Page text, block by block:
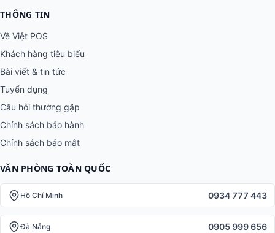
THÔNG TIN
Về Việt POS
Khách hàng tiêu biểu
Bài viết & tin tức
Tuyển dụng
Câu hỏi thường gặp
Chính sách bảo hành
Chính sách bảo mật
VĂN PHÒNG TOÀN QUỐC
Hồ Chí Minh 0934 777 443
Đà Nẵng 0905 999 656